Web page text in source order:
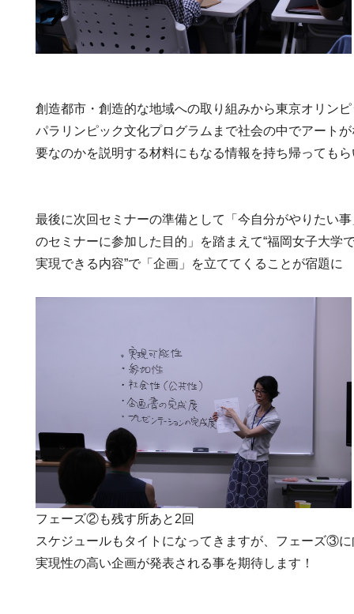
創造都市・創造的な地域への取り組みから東京オリン
パラリンピック文化プログラムまで社会の中でアート
要なのかを説明する材料にもなる情報を持ち帰っても
最後に次回セミナーの準備として「今自分がやりたい
のセミナーに参加した目的」を踏まえて“福岡女子大学
実現できる内容”で「企画」を立ててくることが宿題に
フェーズ②も残す所あと2回
スケジュールもタイトになってきますが、フェーズ③
実現性の高い企画が発表される事を期待します！